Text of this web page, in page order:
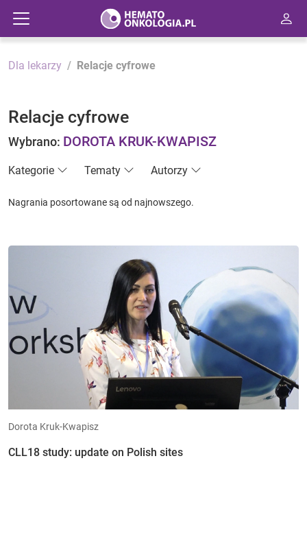
Dla lekarzy Relacje cyfrowe
Relacje cyfrowe
Wybrano: DOROTA KRUK-KWAPISZ
Kategorie Tematy Autorzy
Nagrania posortowane są od najnowszego.
Dorota Kruk-Kwapisz
CLL18 study: update on Polish sites